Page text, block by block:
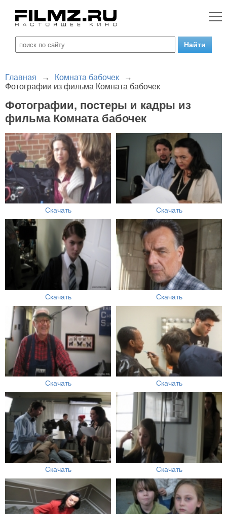
Главная → Комната бабочек
→
Фотографии из фильма Комната бабочек
Фотографии, постеры и кадры из
фильма Комната бабочек
Скачать Скачать
Скачать Скачать
Скачать Скачать
Скачать Скачать